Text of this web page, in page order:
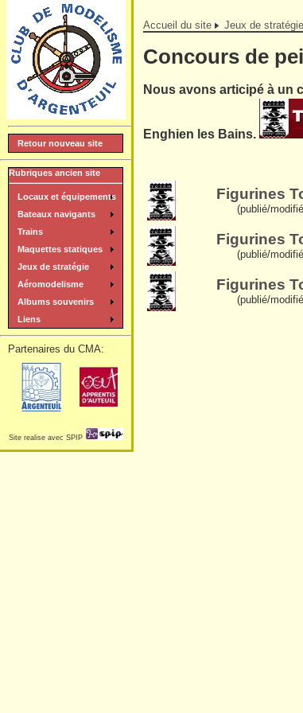
Accueil du site Jeux de stratégie
Concours de
Nous avons articipé à un
Enghien les Bains.
Figurines
(publié/
Figurines
(publié/
Figurines
(publié/
Retour nouveau site
Rubriques ancien site
Locaux et équipements
Bateaux navigants
Trains
Maquettes statiques
Jeux de stratégie
Aéromodelisme
Albums souvenirs
Liens
Partenaires du CMA:
Site realise avec SPIP